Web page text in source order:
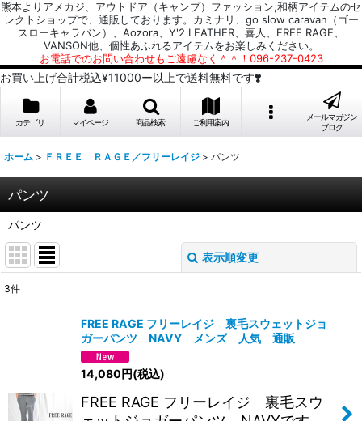
熊本よりアメカジ、アウトドア（キャンプ）ファッション,和柄アイテムのセ
レクトショップで、通販しております。カミナリ、go slow caravan（ゴー
スローキャラバン）、Aozora、Y'2 LEATHER、喜人、FREE RAGE、
VANSON他、個性あふれるアイテムをお楽しみください。
お電話でのお問い合わせもご遠慮なく＾＾！096-237-0423
お買い上げ合計税込¥11000ー以上で送料無料です❣️
カテゴリ マイページ 商品検索 ご利用案内
メールマガジン
ブログ
ホーム > ＦＲＥＥ ＲＡＧＥ／フリーレイジ > パンツ
パンツ
パンツ
表示順変更
3件
FREE RAGE フリーレイジ 裏毛スウェットジョ
ガーパンツ NAVY メンズ 人気 通販
14,080円(税込)
FREE RAGE フリーレイジ 裏毛スウ